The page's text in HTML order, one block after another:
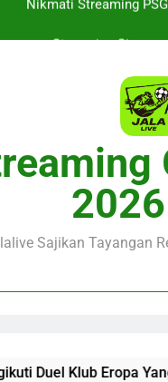
Streaming Jalalive
Nikmati Streaming
Streaming
Jalalive Aston Villa vs
Sajikan Tayangan
Yang Dinantikan